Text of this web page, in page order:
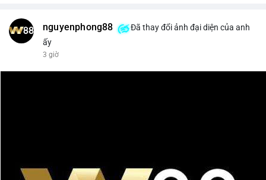
nguyenphong88
Đã thay đổi ảnh đại diện của anh
ấy
3 giờ